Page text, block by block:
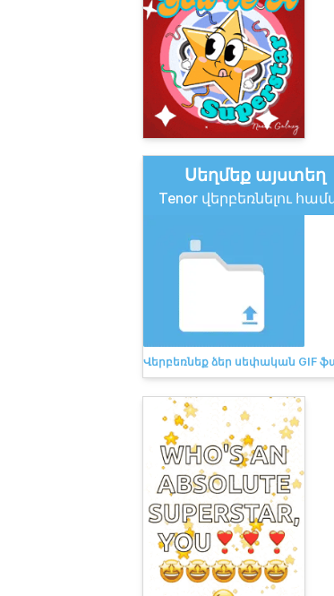
Սեղմեք այստեղ
Tenor վերբեռնելու
Վերբեռնեք ձեր սեփական GIF